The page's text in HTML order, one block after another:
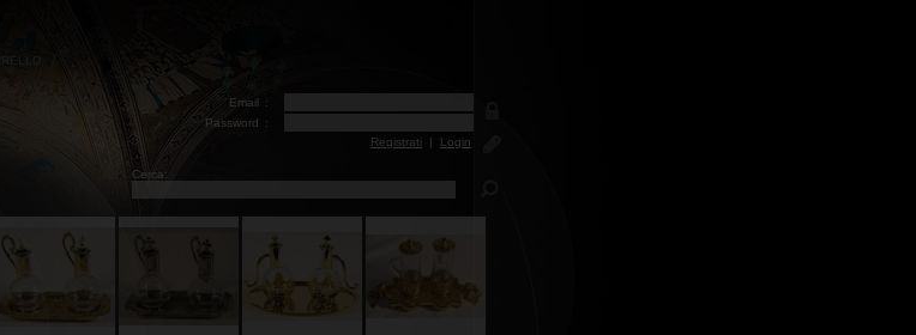
Email :
Password
:
Registrati | Login
Cerca: